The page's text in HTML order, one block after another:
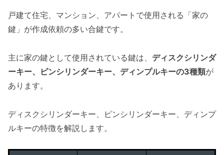
戸建て住宅、マンション、アパートで使用される「家の
鍵」が作成依頼の多い合鍵です。
主に家の鍵として使用されている鍵は、 ディスクシリンダ
ーキー、ピンシリンダーキー、ディンプルキーの3種類が
あります。
ディスクシリンダーキー、ピンシリンダーキー、ディンプ
ルキーの特徴を解説します。